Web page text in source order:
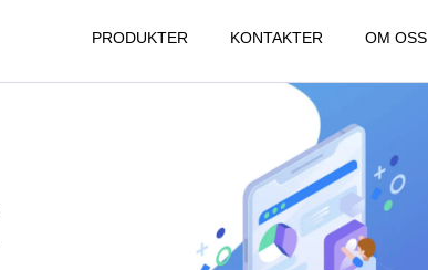
PRODUKTER KONTAKTER OM OSS